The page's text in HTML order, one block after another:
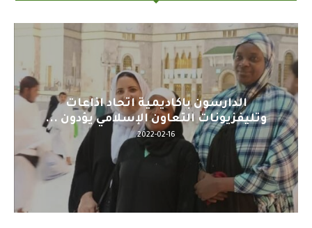
اذاعات
يؤدون ...
اليوم : المشاركة بالاجتماع
لمنظمي قمة اسيا...
2022-04-12